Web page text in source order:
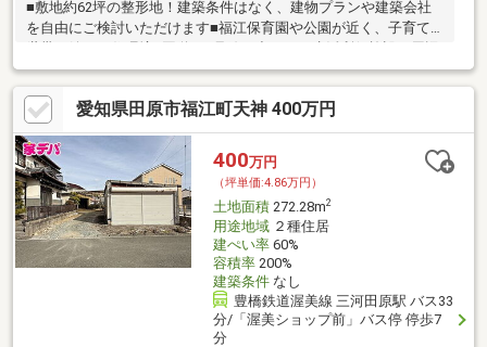
■敷地約62坪の整形地！建築条件はなく、建物プランや建築会社
を自由にご検討いただけます■福江保育園や公園が近く、子育て
世帯に嬉しい住環境■国道259号線に出やすく生活利便施設も周辺
に充実した立地です
愛知県田原市福江町天神 400万円
400万円
（坪単価:4.86万円）
土地面積272.28m2
用途地域２種住居
建ぺい率60%
容積率200%
建築条件なし
豊橋鉄道渥美線 三河田原駅 バス33
分/「渥美ショップ前」バス停 停歩7
分